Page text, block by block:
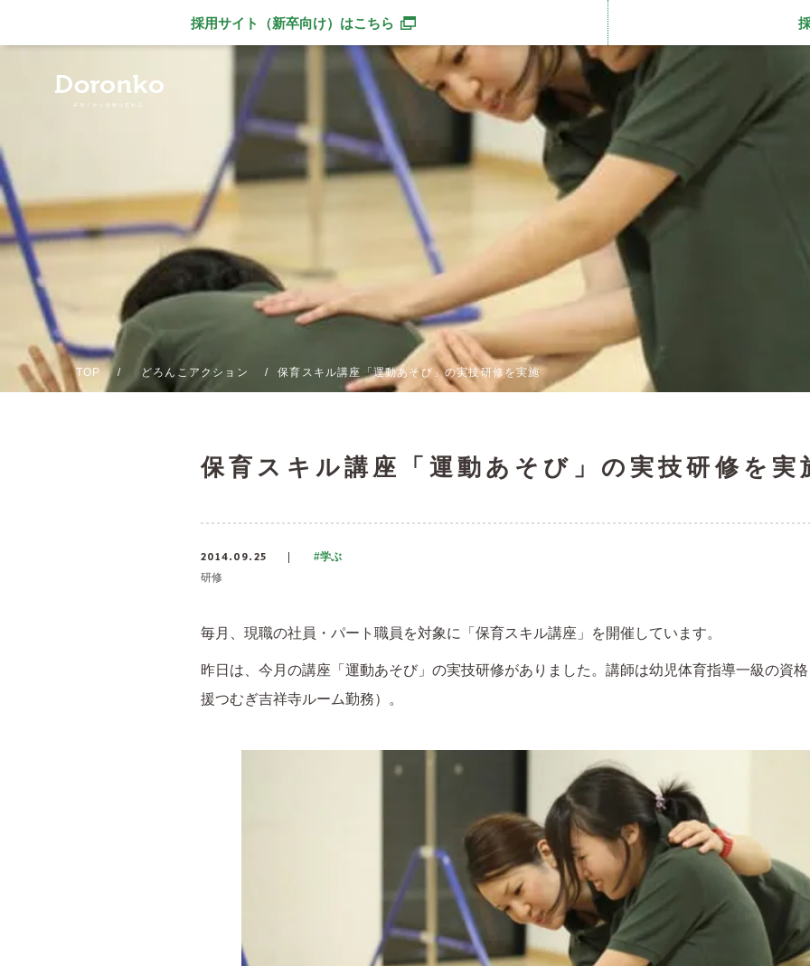
採用サイト（新卒向け） はこちら
別ウィンドウで開きます
TOP どろんこアクション 保育スキル講座「運動あそび」の実技研修を実施
保育スキル講座「運動あそび」の実技研修を実
2014.09.25
#学ぶ
研修
毎月、現職の社員・パート職員を対象に「保育スキル講座」を開催しています。
昨日は、今月の講座「運動あそび」の実技研修がありました。講師は幼児体育指導一級の資
援つむぎ吉祥寺ルーム勤務）。